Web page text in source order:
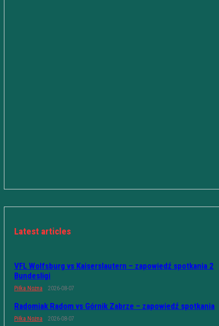
Latest articles
VFL Wolfsburg vs Kaiserslautern – zapowiedź spotkania 2
Bundesligi
Piłka Nożna 2026-08-07
Radomiak Radom vs Górnik Zabrze – zapowiedź spotkania
Piłka Nożna 2026-08-07